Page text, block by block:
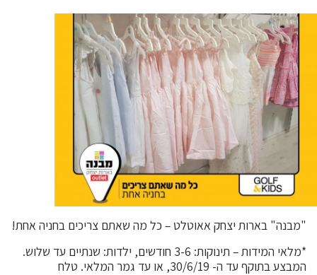
"מבנה" בארות יצחק אאוטלט – כל מה שאתם צריכים בחניה אחת!
*מלאי המידות – תינוקות: 3-6 חודשים, ילדות: שנתיים עד שלוש.
המבצע בתוקף עד ה- 30/6/19, או עד גמר המלאי. טלח